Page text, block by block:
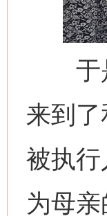
于是
来到
被执
为母